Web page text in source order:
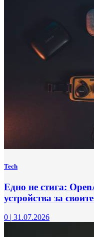
Tech
Едно не стига:
устройства за
0 | 31.07.2026